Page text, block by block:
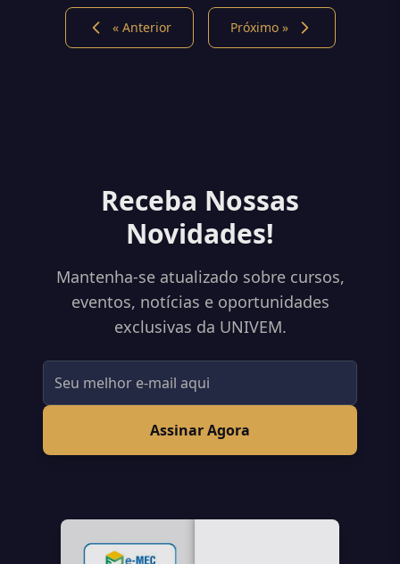
« Anterior Próximo »
Receba Nossas
Novidades!
Mantenha-se atualizado sobre cursos,
eventos, notícias e oportunidades
exclusivas da UNIVEM.
Assinar Agora